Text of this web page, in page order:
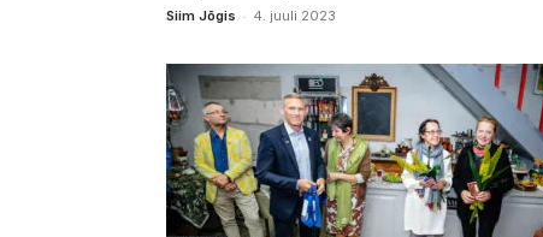
Siim Jõgis - 4. juuli 2023